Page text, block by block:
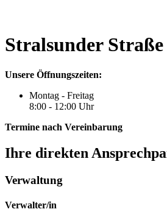
Stralsunder Straße
Unsere Öffnungszeiten:
Montag - Freitag
8:00 - 12:00 Uhr
Termine nach Vereinbarung
Ihre direkten
Verwaltung
Verwalter/in